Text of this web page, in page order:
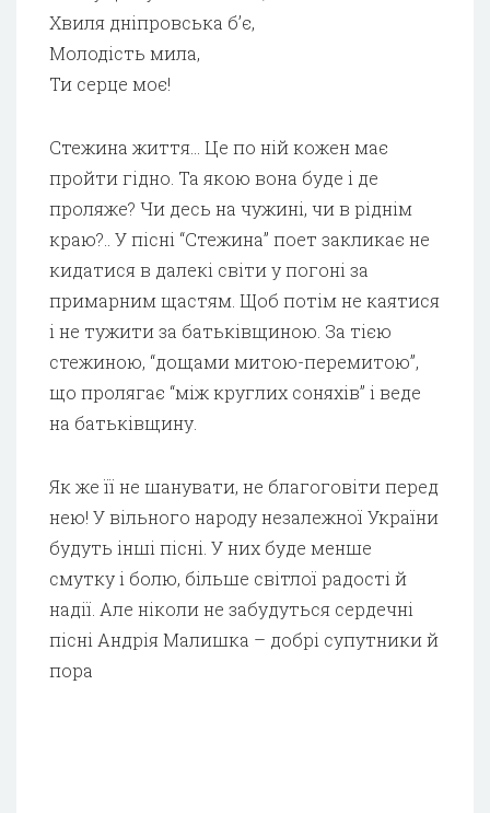
Хвиля дніпровська б’є,
Молодість мила,
Ти серце моє!
Стежина життя… Це по ній кожен має
пройти гідно. Та якою вона буде і де
проляже? Чи десь на чужині, чи в ріднім
краю?.. У пісні “Стежина” поет закликає не
кидатися в далекі світи у погоні за
примарним щастям. Щоб потім не каятися
і не тужити за батьківщиною. За тією
стежиною, “дощами митою-перемитою”,
що пролягає “між круглих соняхів” і веде
на батьківщину.
Як же її не шанувати, не благоговіти перед
нею! У вільного народу незалежної України
будуть інші пісні. У них буде менше
смутку і болю, більше світлої радості й
надії. Але ніколи не забудуться сердечні
пісні Андрія Малишка – добрі супутники й
пора